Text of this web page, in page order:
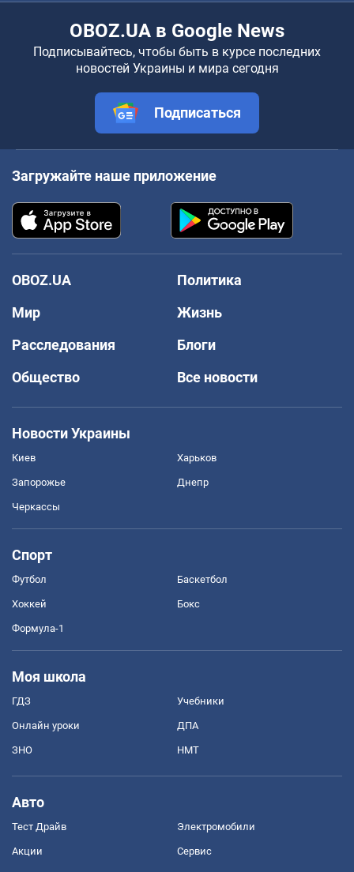
OBOZ.UA в Google News
Подписывайтесь, чтобы быть в курсе последних
новостей Украины и мира сегодня
Подписаться
Загружайте наше приложение
OBOZ.UA
Политика
Мир
Жизнь
Расследования
Блоги
Общество
Все новости
Новости Украины
Киев Харьков
Запорожье Днепр
Черкассы
Спорт
Футбол Баскетбол
Хоккей Бокс
Формула-1
Моя школа
ГДЗ Учебники
Онлайн уроки ДПА
ЗНО НМТ
Авто
Тест Драйв Электромобили
Акции Сервис